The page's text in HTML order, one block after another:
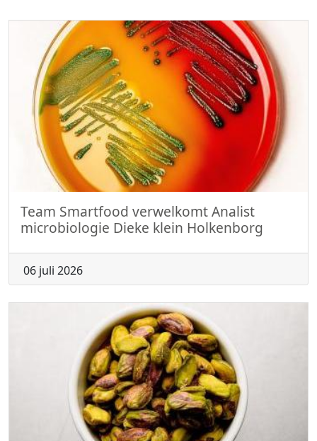
Team Smartfood verwelkomt Analist
microbiologie Dieke klein Holkenborg
06 juli 2026